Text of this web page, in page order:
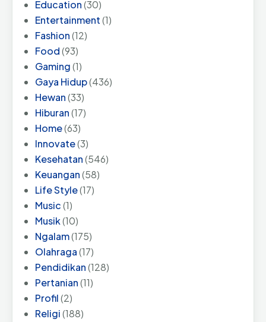
Education(30)
Entertainment(1)
Fashion(12)
Food(93)
Gaming(1)
Gaya Hidup(436)
Hewan(33)
Hiburan(17)
Home(63)
Innovate(3)
Kesehatan(546)
Keuangan(58)
Life Style(17)
Music(1)
Musik(10)
Ngalam(175)
Olahraga(17)
Pendidikan(128)
Pertanian(11)
Profil(2)
Religi(188)